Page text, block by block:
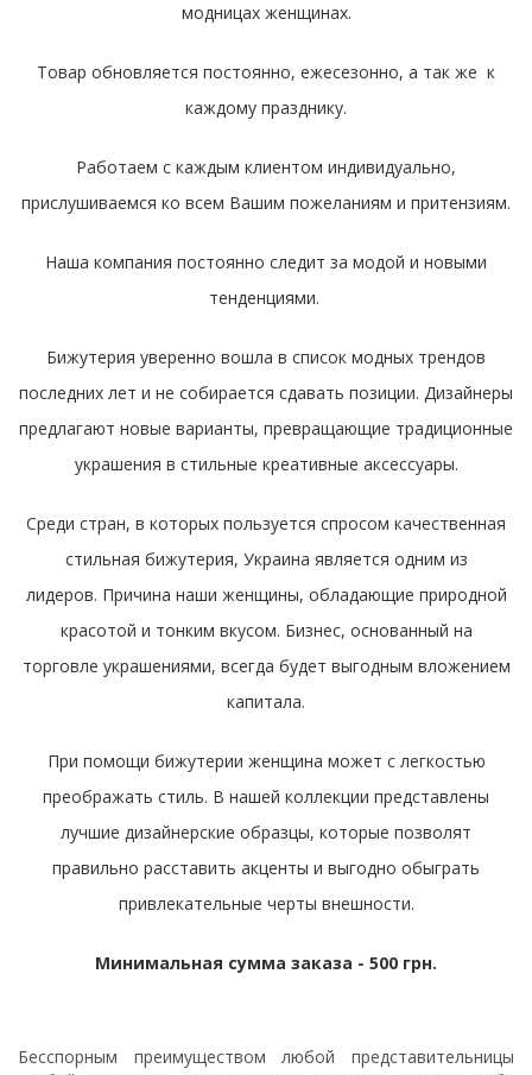
модницах женщинах.
Товар обновляется постоянно, ежесезонно, а так же к
каждому празднику.
Работаем с каждым клиентом индивидуально,
прислушиваемся ко всем Вашим пожеланиям и притензиям.
Наша компания постоянно следит за модой и новыми
тенденциями.
Бижутерия уверенно вошла в список модных трендов
последних лет и не собирается сдавать позиции. Дизайнеры
предлагают новые варианты, превращающие традиционные
украшения в стильные креативные аксессуары.
Среди стран, в которых пользуется спросом качественная
стильная бижутерия, Украина является одним из
лидеров. Причина наши женщины, обладающие природной
красотой и тонким вкусом. Бизнес, основанный на
торговле украшениями, всегда будет выгодным вложением
капитала.
При помощи бижутерии женщина может с легкостью
преображать стиль. В нашей коллекции представлены
лучшие дизайнерские образцы, которые позволят
правильно расставить акценты и выгодно обыграть
привлекательные черты внешности.
Минимальная сумма заказа - 500 грн.
Бесспорным преимуществом любой представительницы